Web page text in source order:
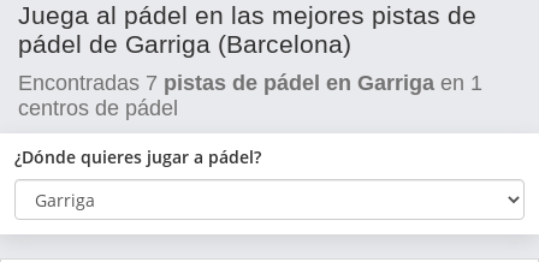
Juega al pádel en las mejores pistas de
pádel de Garriga (Barcelona)
Encontradas 7 pistas de pádel en Garriga en 1
centros de pádel
¿Dónde quieres jugar a pádel?